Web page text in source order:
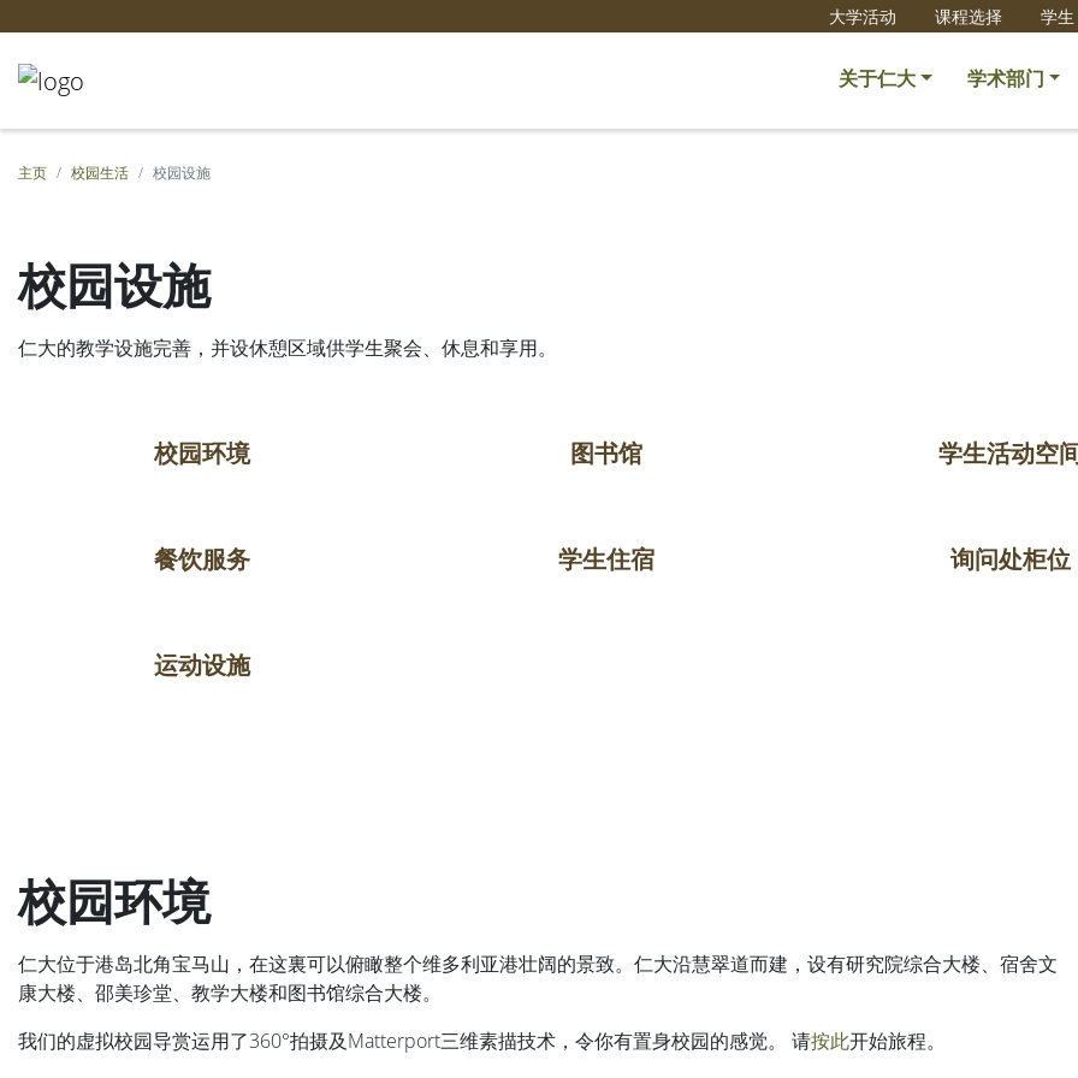
大学活动 课程选择 学生
关于仁大 学术部门
主页 校园生活 校园设施
校园设施
仁大的教学设施完善，并设休憩区域供学生聚会、休息和享用。
校园环境
餐饮服务
运动设施
图书馆
学生住宿
学生活动空
询问处柜位
校园环境
仁大位于港岛北角宝马山，在这裏可以俯瞰整个维多利亚港壮阔的景致。仁大沿慧翠道而建，设有研究院综合大楼、宿舍文
康大楼、邵美珍堂、教学大楼和图书馆综合大楼。
我们的虚拟校园导赏运用了360°拍摄及Matterport三维素描技术，令你有置身校园的感觉。 请按此开始旅程。